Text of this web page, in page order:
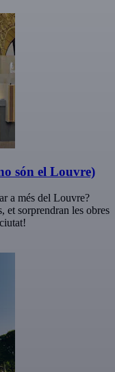
són el Louvre)
a més del Louvre?
et sorprendran les obres